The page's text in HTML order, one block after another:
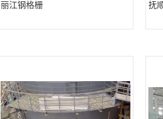
丽江钢格栅 抚